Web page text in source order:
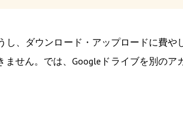
、ダウンロード・アップロードに費や
せん。では、Googleドライブを別のア